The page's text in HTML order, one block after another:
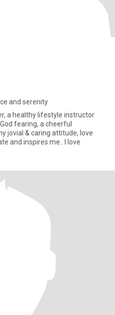
and serenity
a healthy lifestyle instructor
fearing, a cheerful
jovial & caring attitude, love
and inspires me.. I love